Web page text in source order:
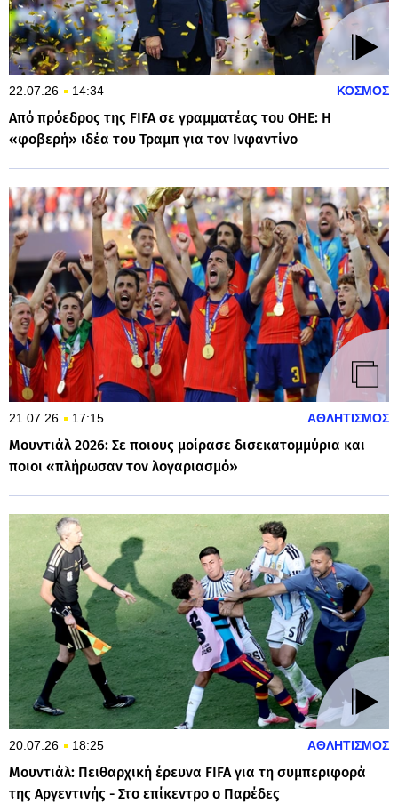
22.07.26 14:34 ΚΟΣΜΟΣ
Από πρόεδρος της FIFA σε γραμματέας του ΟΗΕ: Η
«φοβερή» ιδέα του Τραμπ για τον Ινφαντίνο
21.07.26 17:15 ΑΘΛΗΤΙΣΜΟΣ
Μουντιάλ 2026: Σε ποιους μοίρασε δισεκατομμύρια και
ποιοι «πλήρωσαν τον λογαριασμό»
20.07.26 18:25 ΑΘΛΗΤΙΣΜΟΣ
Μουντιάλ: Πειθαρχική έρευνα FIFA για τη συμπεριφορά
της Αργεντινής - Στο επίκεντρο ο Παρέδες